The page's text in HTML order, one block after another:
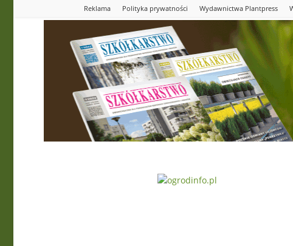
Reklama Polityka prywatności Wydawnictwa Plantpress